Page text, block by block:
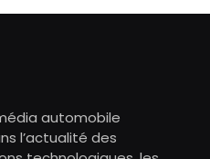
automobile
l’actualité des